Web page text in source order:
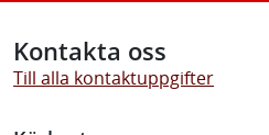
Kontakta oss
Till alla kontaktuppgifter